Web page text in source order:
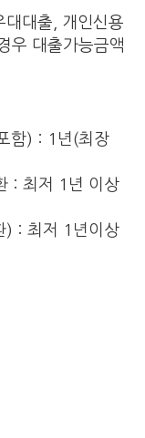
대출, 개인신용
우 대출가능금액
함) : 1년(최장
: 최저 1년 이상
) : 최저 1년이상